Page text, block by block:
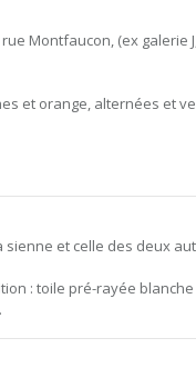
Montfaucon, (ex galerie
et orange, alternées et
sienne et celle des deux
: toile pré-rayée